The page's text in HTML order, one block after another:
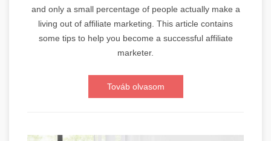
and only a small percentage of people actually make a
living out of affiliate marketing. This article contains
some tips to help you become a successful affiliate
marketer.
Továb olvasom